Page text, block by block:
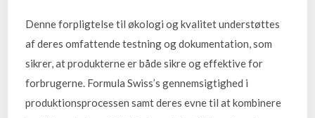
Denne forpligtelse til økologi og kvalitet understøttes
af deres omfattende testning og dokumentation, som
sikrer, at produkterne er både sikre og effektive for
forbrugerne. Formula Swiss’s gennemsigtighed i
produktionsprocessen samt deres evne til at kombinere